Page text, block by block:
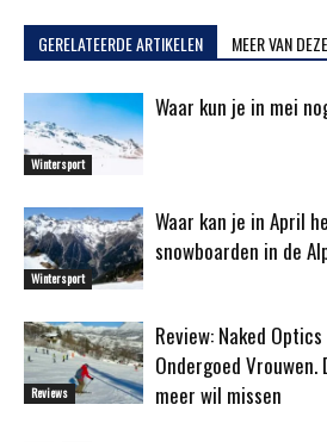
GERELATEERDE ARTIKELEN MEER VAN
Wintersport
Waar kun je in mei
Wintersport
Waar kan je in April
snowboarden in de
Reviews
Review: Naked
Ondergoed
meer wil missen